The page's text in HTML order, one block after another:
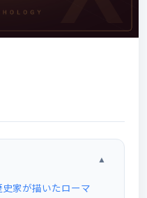
▲
家が描いたローマ